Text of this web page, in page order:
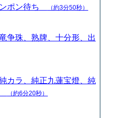
ポン待ち
（約3分50秒）
争珠、熟牌、十分形、出
カラ、純正九蓮宝燈、純
（約6分20秒）